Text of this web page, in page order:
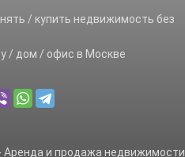
/ купить недвижимость без
/ дом / офис в Москве